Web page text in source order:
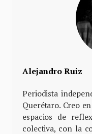
Alejandro Ruiz
Periodista
Querétaro. Creo
espacios de
colectiva, con la